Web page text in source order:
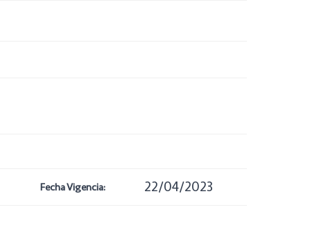
Fecha Vigencia: 22/04/2023